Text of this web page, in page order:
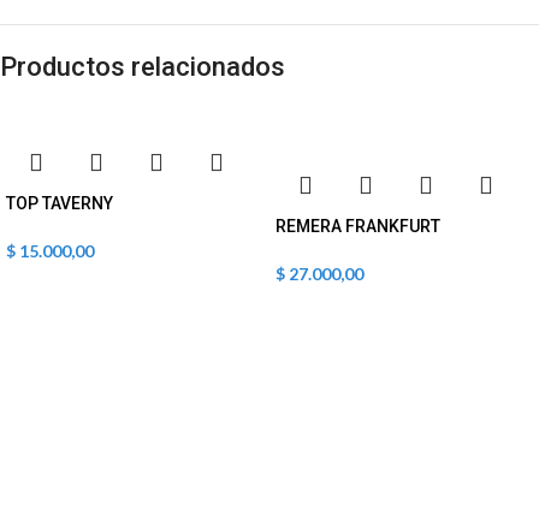
Productos relacionados
TOP TAVERNY
$ 15.000,00
REMERA FRANKFURT
$ 27.000,00